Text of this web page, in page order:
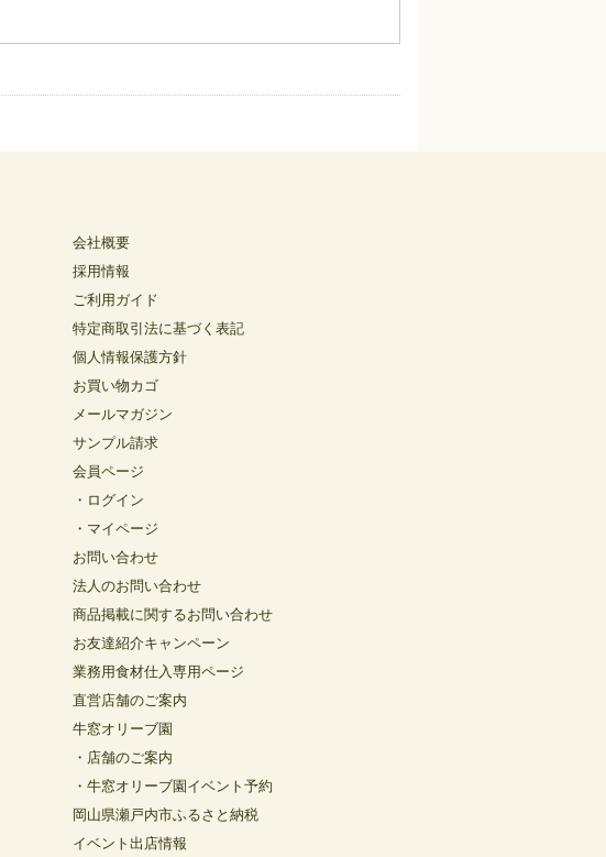
会社概要
採用情報
ご利用ガイド
特定商取引法に基づく表記
個人情報保護方針
お買い物カゴ
メールマガジン
サンプル請求
会員ページ
・ログイン
・マイページ
お問い合わせ
法人のお問い合わせ
商品掲載に関するお問い合わせ
お友達紹介キャンペーン
業務用食材仕入専用ページ
直営店舗のご案内
牛窓オリーブ園
・店舗のご案内
・牛窓オリーブ園イベント予約
岡山県瀬戸内市ふるさと納税
イベント出店情報